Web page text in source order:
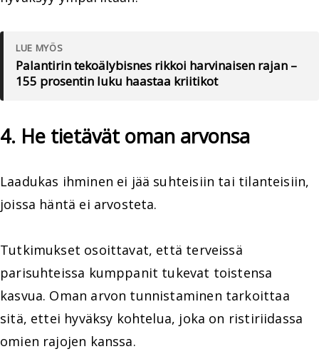
LUE MYÖS
Palantirin tekoälybisnes rikkoi harvinaisen rajan –
155 prosentin luku haastaa kriitikot
4. He tietävät oman arvonsa
Laadukas ihminen ei jää suhteisiin tai tilanteisiin,
joissa häntä ei arvosteta.
Tutkimukset osoittavat, että terveissä
parisuhteissa kumppanit tukevat toistensa
kasvua. Oman arvon tunnistaminen tarkoittaa
sitä, ettei hyväksy kohtelua, joka on ristiriidassa
omien rajojen kanssa.